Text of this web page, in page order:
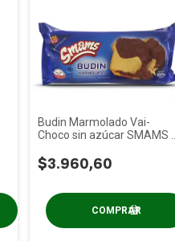
Budin Marmolado Vai-
Choco sin azúcar SMAMS x
$3.960,60